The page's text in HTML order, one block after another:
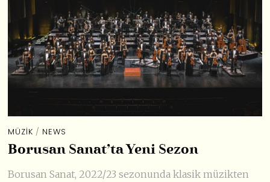
MÜZIK / NEWS
Borusan Sanat’ta Yeni Sezon
Borusan Sanat, 2022/23 sezonunda klasik müzikten